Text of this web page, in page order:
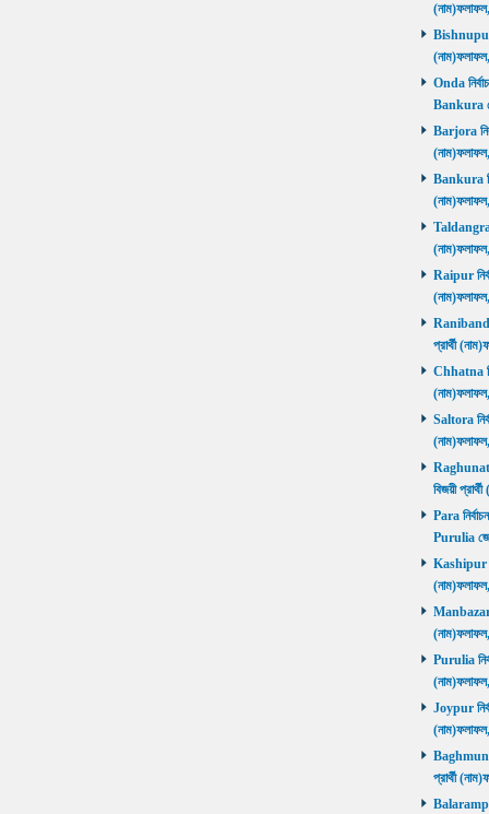
Bishnupur
Onda
Bankura
Barjora
Bankura
Taldangra
Raipur
Ranibandh
প্রার্থী
Chhatna
Saltora
বিজয়ী
Para
Purulia
Kashipur
Manbazar
Purulia
Joypur
প্রার্থী